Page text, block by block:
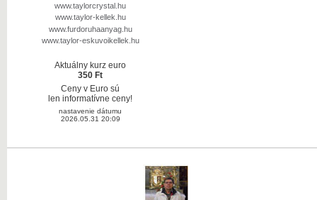
www.taylorcrystal.hu
www.taylor-kellek.hu
www.furdoruhaanyag.hu
www.taylor-eskuvoikellek.hu
Aktuálny kurz euro
350 Ft
Ceny v Euro sú
len informatívne ceny!
nastavenie dátumu
2026.05.31 20:09